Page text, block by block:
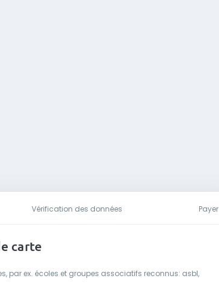
Vérification des données Payer
carte
par ex. écoles et groupes associatifs reconnus: asbl,